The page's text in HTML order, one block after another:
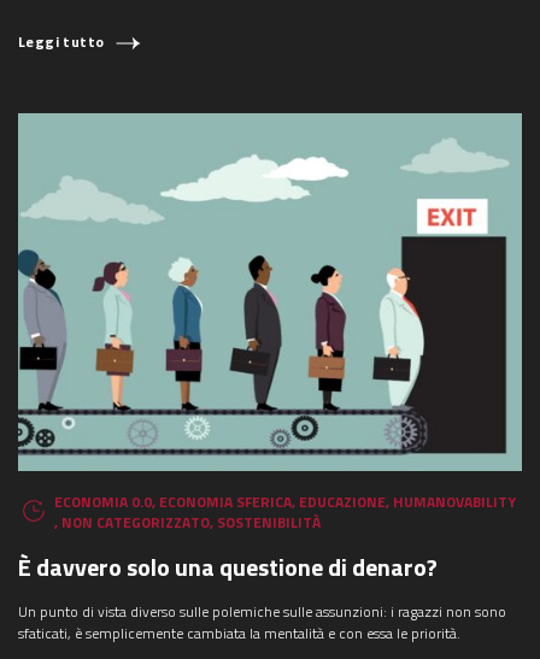
Leggi tutto
ECONOMIA 0.0, ECONOMIA SFERICA, EDUCAZIONE, HUMANOVABILITY
, NON CATEGORIZZATO, SOSTENIBILITÀ
È davvero solo una questione di denaro?
Un punto di vista diverso sulle polemiche sulle assunzioni: i ragazzi non sono
sfaticati, è semplicemente cambiata la mentalità e con essa le priorità.